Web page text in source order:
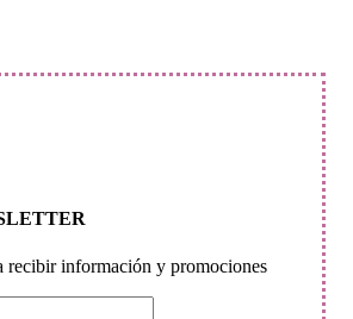
recibir información y promociones